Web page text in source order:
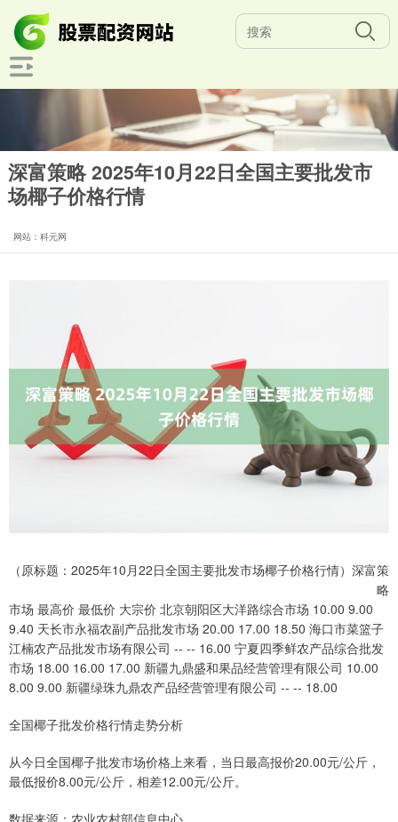
深富策略 2025年10月22日全国主要批发市
场椰子价格行情
网站：科元网
（原标题：2025年10月22日全国主要批发市场椰子价格行情）深富策
略
市场 最高价 最低价 大宗价 北京朝阳区大洋路综合市场 10.00 9.00
9.40 天长市永福农副产品批发市场 20.00 17.00 18.50 海口市菜篮子
江楠农产品批发市场有限公司 -- -- 16.00 宁夏四季鲜农产品综合批发
市场 18.00 16.00 17.00 新疆九鼎盛和果品经营管理有限公司 10.00
8.00 9.00 新疆绿珠九鼎农产品经营管理有限公司 -- -- 18.00
全国椰子批发价格行情走势分析
从今日全国椰子批发市场价格上来看，当日最高报价20.00元/公斤，
最低报价8.00元/公斤，相差12.00元/公斤。